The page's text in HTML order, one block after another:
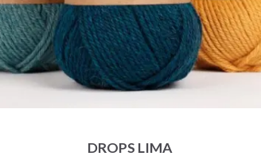
DROPS LIMA